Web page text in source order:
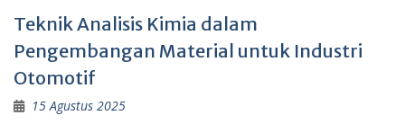
Teknik Analisis Kimia dalam
Pengembangan Material untuk Industri
Otomotif
15 Agustus 2025